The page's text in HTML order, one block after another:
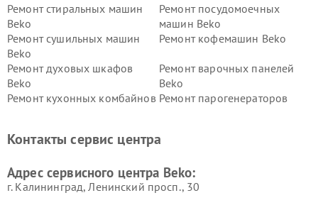
Ремонт стиральных машин
Beko
Ремонт посудомоечных
машин Beko
Ремонт сушильных машин
Beko
Ремонт кофемашин Beko
Ремонт духовых шкафов
Beko
Ремонт варочных панелей
Beko
Ремонт кухонных комбайнов Ремонт парогенераторов
Ремонт холодильников Beko Ремонт морозильных камер
Контакты сервис центра
Адрес сервисного центра Beko:
г. Калининград, Ленинский просп., 30